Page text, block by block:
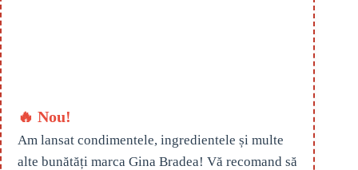
🔥 Nou!
Am lansat condimentele, ingredientele și multe
alte bunătăți marca Gina Bradea! Vă recomand să